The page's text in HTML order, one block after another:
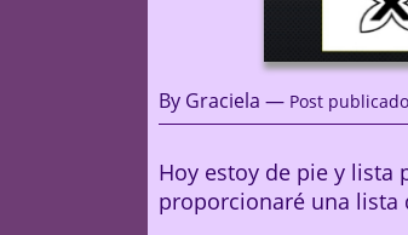
By Graciela — Post
Hoy estoy de pie y lista
proporcionaré una lista